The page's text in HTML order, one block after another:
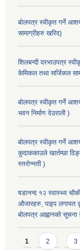
बोलपत्र स्वीकृत गर्ने
सामाग्रीहरु खरिद)
शिलबन्दी दरभाउपत्र
केमिकल तथा सर्जिकल
बोलपत्र स्वीकृत गर्ने
भवन निर्माण देउराली )
बोलपत्र स्वीकृत गर्ने
कुदाककाउले खार्तम्छा
स्तरोन्नती )
षडानन्द १२ स्वास्थ्य
औजारहरु, पाइप लगायत
बोलपत्र आह्वानको सूचना
Pages
1 2 3